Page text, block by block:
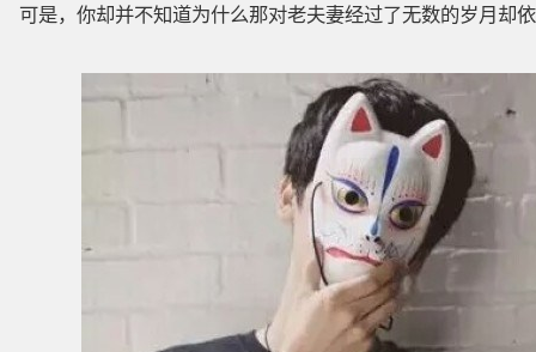
可是，你却并不知道为什么那对老夫妻经过了无数的岁月却